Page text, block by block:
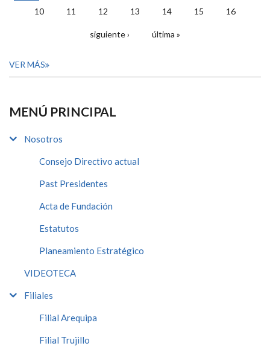
10 11 12 13 14 15 16
siguiente › última »
VER MÁS
MENÚ PRINCIPAL
Nosotros
Consejo Directivo actual
Past Presidentes
Acta de Fundación
Estatutos
Planeamiento Estratégico
VIDEOTECA
Filiales
Filial Arequipa
Filial Trujillo